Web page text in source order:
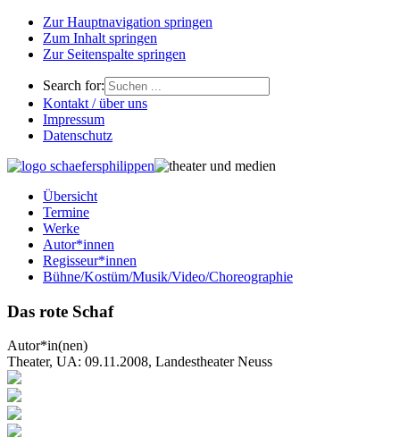
Zur Hauptnavigation springen
Zum Inhalt springen
Zur Seitenspalte springen
Search for:
Kontakt / über uns
Impressum
Datenschutz
Übersicht
Termine
Werke
Autor*innen
Regisseur*innen
Bühne/Kostüm/Musik/Video/Choreographie
Das rote Schaf
Autor*in(nen)
Theater, UA: 09.11.2008, Landestheater Neuss